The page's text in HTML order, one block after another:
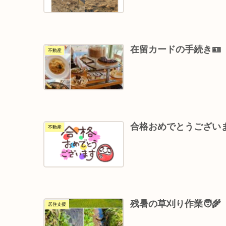
不動産 在留カードの手続き🪪
不動産 合格おめでとうござい
居住支援 残暑の草刈り作業🧑‍🌾